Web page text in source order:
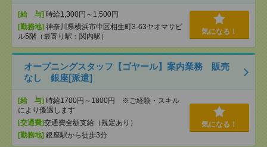
[給 与] 時給1,300円～1,500円
[勤務地] 神奈川県横浜市中区相生町3-63ヤオマサビ
ル5階（最寄り駅：関内駅）
気になる！
オープニングスタッフ【ゴヤール】案内業務 販売
なし 銀座[派遣]
[給 与] 時給1700円～1800円 ※ご経験・スキル
により優遇します
[交通費]交通費全額支給（規定あり）
[勤務地] 銀座駅から徒歩3分
気になる！